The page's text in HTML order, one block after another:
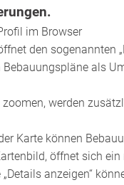
im Browser
den sogenannten
als
werden
Karte können
öffnet sich
anzeigen“